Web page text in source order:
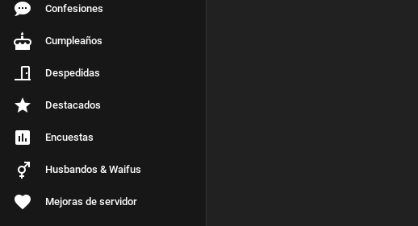
Confesiones
Cumpleaños
Despedidas
Destacados
Encuestas
Husbandos & Waifus
Mejoras de servidor